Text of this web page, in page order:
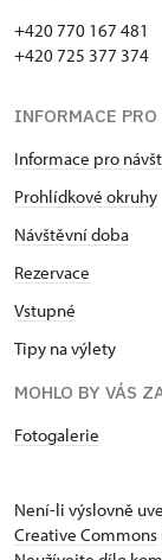
+420 770 167 481
+420 725 377 374
INFORMACE
Informace pro
Prohlídkové okruhy
Návštěvní doba
Rezervace
Vstupné
Tipy na výlety
MOHLO BY VÁS
Fotogalerie
Není-li výslovně
Creative Commons